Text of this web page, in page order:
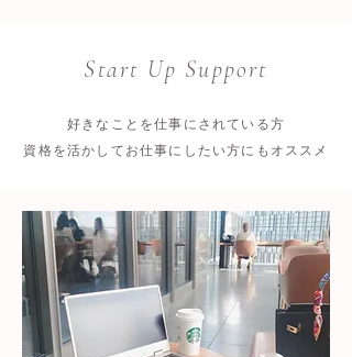
Start Up Support
好きなことを仕事にされている方
​資格を活かしてお仕事にしたい方にもオススメ